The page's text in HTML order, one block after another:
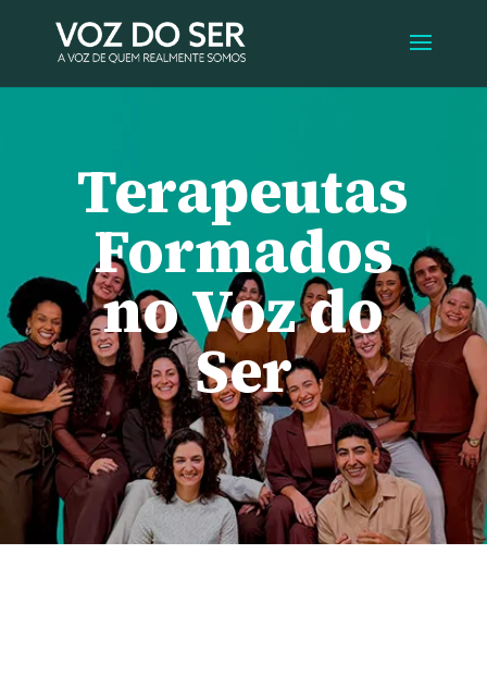
Terapeutas
Formados
no Voz do
Ser